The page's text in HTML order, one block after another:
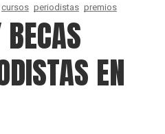
cursos periodistas premios
EN